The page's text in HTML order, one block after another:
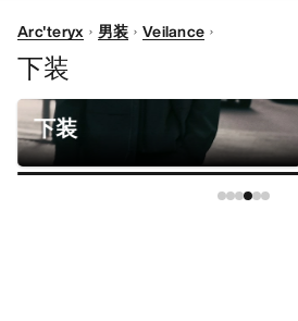
选购女士
无理由退换货
改变主意了？ 30天内购买的符合
开始免费退货
女士
男士
鞋履
发现
Arc'teryx 男装 Veilance
下装
下装